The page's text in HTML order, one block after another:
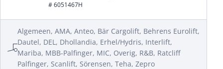
# 6051467H
Algemeen, AMA, Anteo, Bär Cargolift, Behrens Eurolift,
Dautel, DEL, Dhollandia, Erhel/Hydris, Interlift,
Mariba, MBB-Palfinger, MIC, Overig, R&B, Ratcliff
Palfinger, Scanlift, Sörensen, Teha, Zepro